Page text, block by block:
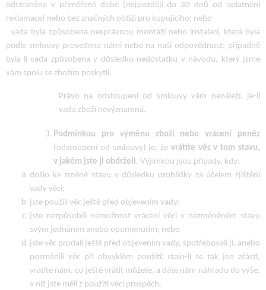
odstraněna v přiměřené době (nejpozději do 30 dnů od uplatnění
reklamace) nebo bez značných obtíží pro kupujícího; nebo
vada byla způsobena nesprávnou montáží nebo instalací, která byla
podle smlouvy provedena námi nebo na naši odpovědnost; případně
byla-li vada způsobena v důsledku nedostatku v návodu, který jsme
vám spolu se zbožím poskytli.
Právo na odstoupení od smlouvy vám nenáleží, je-li
vada zboží nevýznamná.
Podmínkou pro výměnu zboží nebo vrácení peněz
(odstoupení od smlouvy) je, že vrátíte věc v tom stavu,
v jakém jste ji obdrželi. Výjimkou jsou případy, kdy:
došlo ke změně stavu v důsledku prohlídky za účelem zjištění
vady věci;
jste použili věc ještě před objevením vady;
jste nezpůsobili nemožnost vrácení věci v nezměněném stavu
svým jednáním anebo opomenutím; nebo
jste věc prodali ještě před objevením vady, spotřebovali ji, anebo
pozměnili věc při obvyklém použití; stalo-li se tak jen zčásti,
vrátíte nám, co ještě vrátit můžete, a dáte nám náhradu do výše,
v níž jste měli z použití věci prospěch.